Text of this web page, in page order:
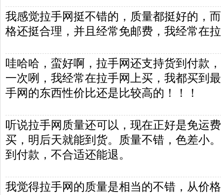
我感觉拉手网挺不错的，质量都挺好的，
格还挺合理，并且经常免邮费，我经常在
哇哈哈，蛮好啊，拉手网还支持货到付款
一次咧，我经常在拉手网上买，我都买到
手网的东西性价比还是比较高的！！！
听说拉手网质量还可以，现在正好是免运
买，明后天就能到货。质量不错，色差小
到付款，不合适还能退。
我觉得拉手网的质量是相当的不错，从价